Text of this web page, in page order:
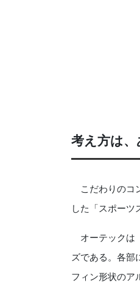
考え方は
こだわりのコ
した「スポーツ
オーテックは
ズである。各部
フィン形状のア